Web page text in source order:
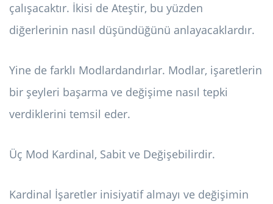
çalışacaktır. İkisi de Ateştir, bu yüzden
diğerlerinin nasıl düşündüğünü anlayacaklardır.
Yine de farklı Modlardandırlar. Modlar, işaretlerin
bir şeyleri başarma ve değişime nasıl tepki
verdiklerini temsil eder.
Üç Mod Kardinal, Sabit ve Değişebilirdir.
Kardinal İşaretler inisiyatif almayı ve değişimin